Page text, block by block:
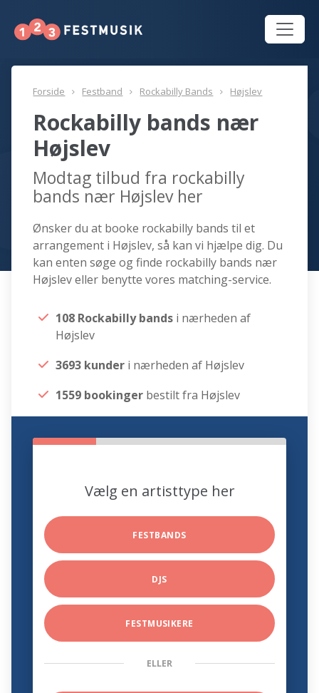
Forside Festband Rockabilly Bands Højslev
Rockabilly bands nær
Højslev
Modtag tilbud fra rockabilly
bands nær Højslev her
Ønsker du at booke rockabilly bands til et
arrangement i Højslev, så kan vi hjælpe dig. Du
kan enten søge og finde rockabilly bands nær
Højslev eller benytte vores matching-service.
108 Rockabilly bands i nærheden af
Højslev
3693 kunder i nærheden af Højslev
1559 bookinger bestilt fra Højslev
Vælg en artisttype her
FESTBANDS
DJS
FESTMUSIKERE
ELLER